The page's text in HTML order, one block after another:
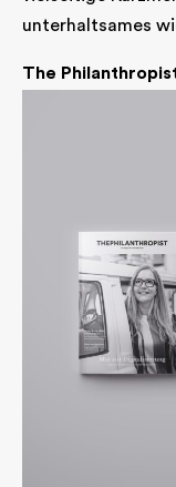
unterhaltsames
The